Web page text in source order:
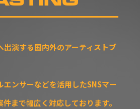
出演する国内外のアーティストブ
エンサーなどを活用したSNSマー
まで幅広く対応しております。